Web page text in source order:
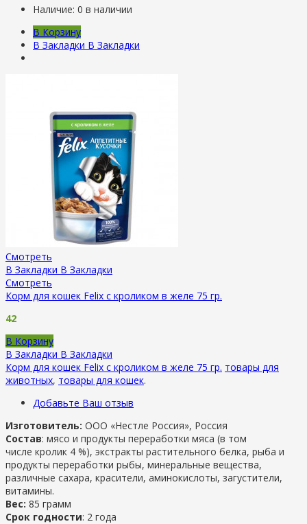
Наличие: 0 в наличии
В Корзину
В Закладки В Закладки
Смотреть
В Закладки В Закладки
Смотреть
Корм для кошек Felix с кроликом в желе 75 гр.
42
В Корзину
В Закладки В Закладки
Корм для кошек Felix с кроликом в желе 75 гр. товары для
животных, товары для кошек.
Добавьте Ваш отзыв
Изготовитель: ООО «Нестле Россия», Россия
Состав: мясо и продукты переработки мяса (в том
числе кролик 4 %), экстракты растительного белка, рыба и
продукты переработки рыбы, минеральные вещества,
различные сахара, красители, аминокислоты, загустители,
витамины.
Вес: 85 грамм
Срок годности: 2 года